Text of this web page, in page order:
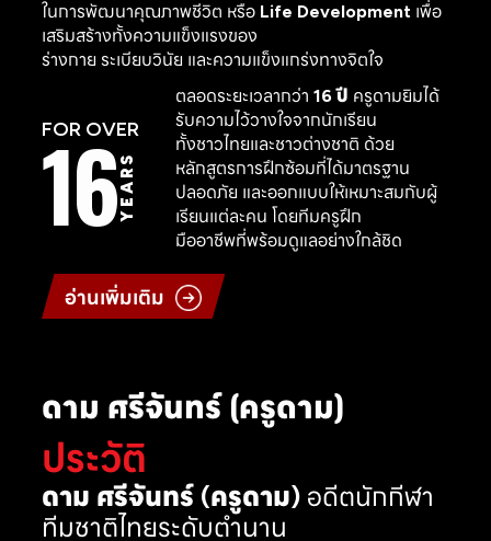
ในการพัฒนาคุณภาพชีวิต หรือ Life Developmentเพื่อ
เสริมสร้างทั้งความแข็งแรงของ
ร่างกาย ระเบียบวินัย และความแข็งแกร่งทางจิตใจ
FOR OVER
16YEARS
ตลอดระยะเวลากว่า 16 ปี ครูดามยิมได้
รับความไว้วางใจจากนักเรียน
ทั้งชาวไทยและชาวต่างชาติ ด้วย
หลักสูตรการฝึกซ้อมที่ได้มาตรฐาน
ปลอดภัย และออกแบบให้เหมาะสมกับผู้
เรียนแต่ละคน โดยทีมครูฝึก
มืออาชีพที่พร้อมดูแลอย่างใกล้ชิด
อ่านเพิ่มเติม
ดาม ศรีจันทร์ (ครูดาม)
ประวัติ
ดาม ศรีจันทร์ (ครูดาม)อดีตนักกีฬา
ทีมชาติไทยระดับตำนาน